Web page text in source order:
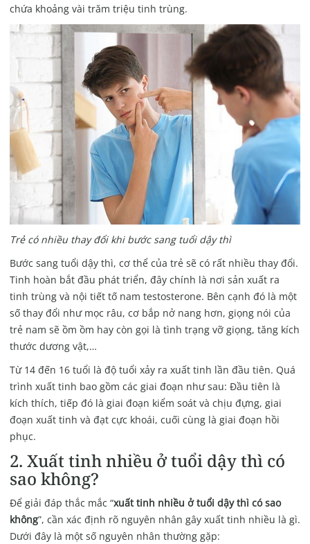
chứa khoảng vài trăm triệu tinh trùng.
Trẻ có nhiều thay đổi khi bước sang tuổi dậy thì
Bước sang tuổi dậy thì, cơ thể của trẻ sẽ có rất nhiều thay đổi.
Tinh hoàn bắt đầu phát triển, đây chính là nơi sản xuất ra
tinh trùng và nội tiết tố nam testosterone. Bên cạnh đó là một
số thay đổi như mọc râu, cơ bắp nở nang hơn, giọng nói của
trẻ nam sẽ ồm ồm hay còn gọi là tình trạng vỡ giọng, tăng kích
thước dương vật,…
Từ 14 đến 16 tuổi là độ tuổi xảy ra xuất tinh lần đầu tiên. Quá
trình xuất tinh bao gồm các giai đoạn như sau: Đầu tiên là
kích thích, tiếp đó là giai đoạn kiểm soát và chịu đựng, giai
đoạn xuất tinh và đạt cực khoái, cuối cùng là giai đoạn hồi
phục.
2. Xuất tinh nhiều ở tuổi dậy thì có
sao không?
Để giải đáp thắc mắc “xuất tinh nhiều ở tuổi dậy thì có sao
không”, cần xác định rõ nguyên nhân gây xuất tinh nhiều là gì.
Dưới đây là một số nguyên nhân thường gặp: